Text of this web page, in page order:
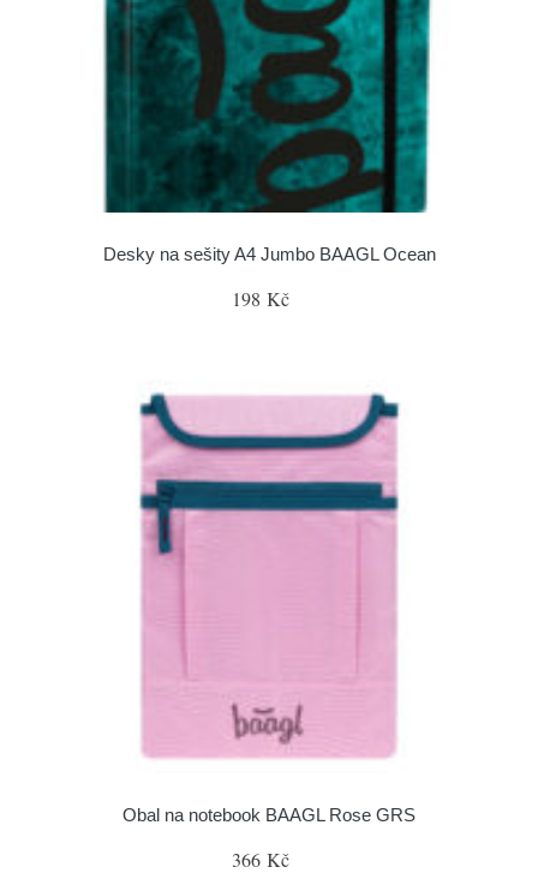
Desky na sešity A4 Jumbo BAAGL Ocean
198 Kč
Obal na notebook BAAGL Rose GRS
366 Kč